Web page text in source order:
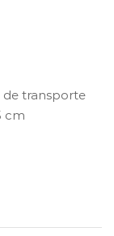
de transporte
cm